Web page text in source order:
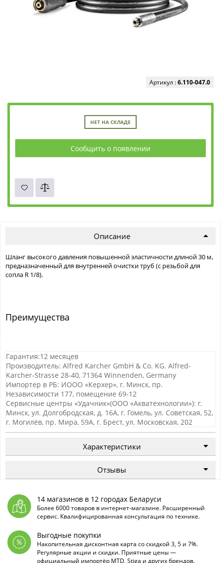
Артикул :6.110-047.0
НЕТ НА СКЛАДЕ
Сообщить о появлении
Описание
Шланг высокого давления повышенной эластичности длиной 30 м,
предназначенный для внутренней очистки труб (с резьбой для
сопла R 1/8).
Преимущества
Гарантия:12 месяцев
Производитель: Alfred Karcher GmbH & Co. KG. Alfred-
Karcher-Strasse 28-40, 71364 Winnenden, Germany
Импортер в РБ: ИООО «Керхер», г. Минск, пр.
Независимости 177, помещение 69-12
Сервисные центры «Удачник»(ООО «Акватехнологии»): г.
Минск, ул. Долгобродская, д. 16А, г. Гомель, ул. Советская, 52,
г. Могилёв, пр. Мира, 59А, г. Брест, ул. Московская, 202
Характеристики
Отзывы
14 магазинов в 12 городах Беларуси
Более 6000 товаров в интернет-магазине. Расширенный
сервис. Квалифицированная консультация по технике.
Выгодные покупки
Накопительная дисконтная карта со скидкой 3, 5 и 7%.
Регулярные акции и скидки. Приятные цены —
официальный импортёр MTD, Stiga и других брендов.